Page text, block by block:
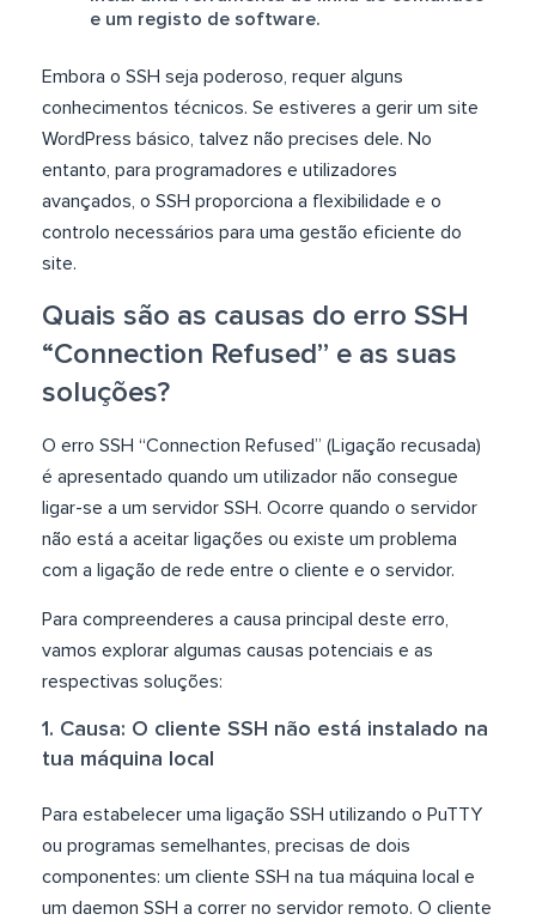
e um registo de software.
Embora o SSH seja poderoso, requer alguns
conhecimentos técnicos. Se estiveres a gerir um site
WordPress básico, talvez não precises dele. No
entanto, para programadores e utilizadores
avançados, o SSH proporciona a flexibilidade e o
controlo necessários para uma gestão eficiente do
site.
Quais são as causas do erro SSH
“Connection Refused” e as suas
soluções?
O erro SSH “Connection Refused” (Ligação recusada)
é apresentado quando um utilizador não consegue
ligar-se a um servidor SSH. Ocorre quando o servidor
não está a aceitar ligações ou existe um problema
com a ligação de rede entre o cliente e o servidor.
Para compreenderes a causa principal deste erro,
vamos explorar algumas causas potenciais e as
respectivas soluções:
1. Causa: O cliente SSH não está instalado na
tua máquina local
Para estabelecer uma ligação SSH utilizando o PuTTY
ou programas semelhantes, precisas de dois
componentes: um cliente SSH na tua máquina local e
um daemon SSH a correr no servidor remoto. O cliente